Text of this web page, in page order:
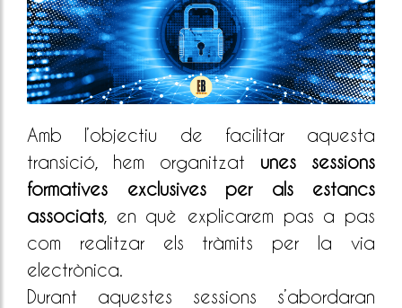
Amb l’objectiu de facilitar aquesta
transició, hem organitzat unes sessions
formatives exclusives per als estancs
associats, en què explicarem pas a pas
com realitzar els tràmits per la via
electrònica.
Durant aquestes sessions s’abordaran